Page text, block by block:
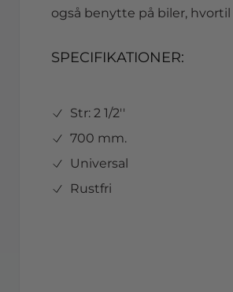
også benytte på biler,
SPECIFIKATIONER:
Str: 2 1/2''
700 mm.
Universal
Rustfri